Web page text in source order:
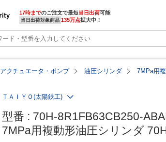
17時までのご注文で最短当日出荷
当日出荷対象商品 135万点拡大中！
クチュエータ・ポンプ 油圧シリンダ 7MPa用
ＴＡＩＹＯ(太陽鉄工)
型番 : 70H-8R1FB63CB250-
7MPa用複動形油圧シリンダ